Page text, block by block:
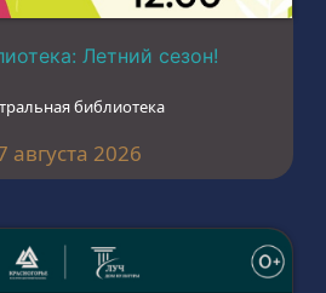
Летний сезон!
библиотека
августа 2026